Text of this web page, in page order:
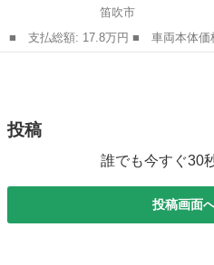
笛吹市
■ 支払総額: 17.8万円 ■ 車両本体価格： 78,000 円 ■ メーカー
名： ホンダ ■ 車種名： ライフ
Ｄ ＦＭ ＡＭ タイミングベルト交
投稿
誰でも今すぐ30
投稿画面